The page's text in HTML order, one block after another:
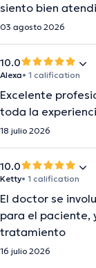
siento bien
03 agosto 2026
10.0
Alexa• 1 calification
Excelente
toda la
18 julio 2026
10.0
Ketty• 1 calification
El doctor se
para el paciente,
tratamiento
16 julio 2026